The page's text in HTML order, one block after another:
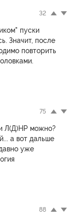
32
пуски
Значит, после
повторить
75
Л(Д)НР можно?
а вот дальше
уже
88